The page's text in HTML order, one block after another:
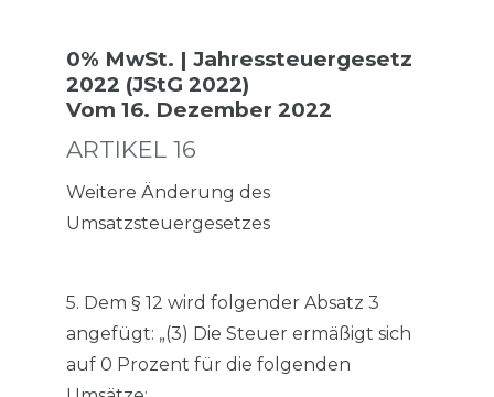
0% MwSt. | Jahressteuergesetz
2022 (JStG 2022)
Vom 16. Dezember 2022
ARTIKEL 16
Weitere Änderung des
Umsatzsteuergesetzes
5. Dem § 12 wird folgender Absatz 3
angefügt: „(3) Die Steuer ermäßigt sich
auf 0 Prozent für die folgenden